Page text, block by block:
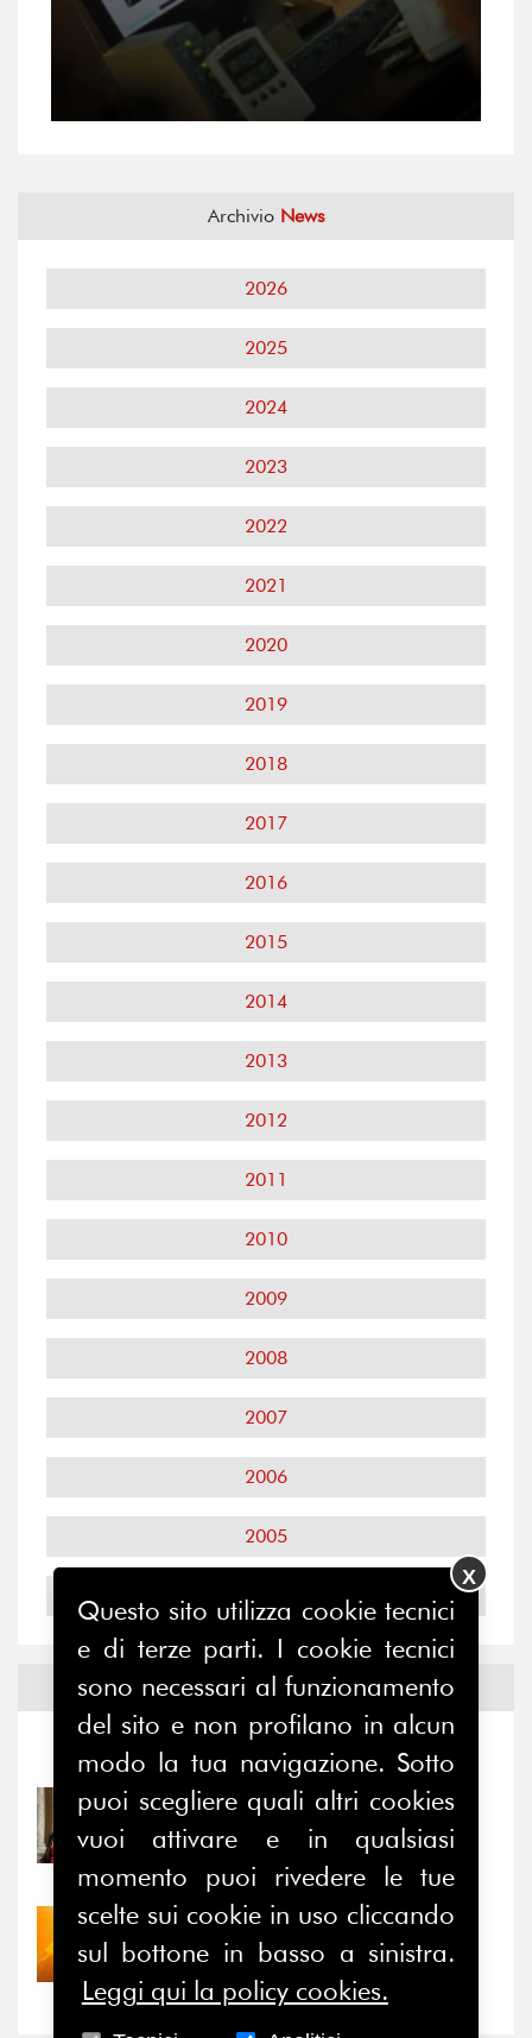
Archivio News
2026
2025
2024
2023
2022
2021
2020
2019
2018
2017
2016
2015
2014
2013
2012
2011
2010
2009
2008
2007
2006
2005
2004
Notizie edEventi
Eventi
31/07/2026
Prima della pausa estiva,
il valore di...
30/07/2026
Nove anni dopo la
“grande cecità”: la...
Questo sito utilizza cookie tecnici
e di terze parti. I cookie tecnici
sono necessari al funzionamento
del sito e non profilano in alcun
modo la tua navigazione. Sotto
puoi scegliere quali altri cookies
vuoi attivare e in qualsiasi
momento puoi rivedere le tue
scelte sui cookie in uso cliccando
sul bottone in basso a sinistra.
Leggi qui la policy cookies.
X